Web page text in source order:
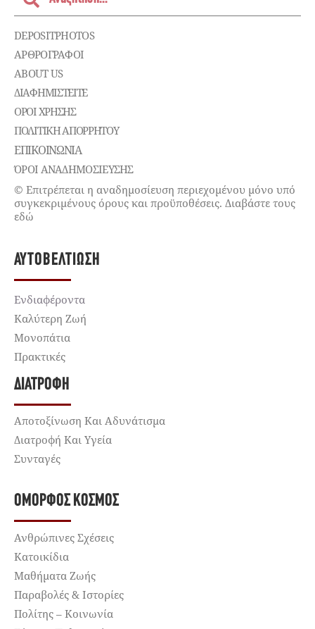
DEPOSITPHOTOS
ΑΡΘΡΟΓΡΑΦΟΙ
ABOUT US
ΔΙΑΦΗΜΙΣΤΕΊΤΕ
ΌΡΟΙ ΧΡΉΣΗΣ
ΠΟΛΙΤΙΚΉ ΑΠΟΡΡΉΤΟΥ
ΕΠΙΚΟΙΝΩΝΊΑ
ΌΡΟΙ ΑΝΑΔΗΜΟΣΙΕΥΣΗΣ
© Επιτρέπεται η αναδημοσίευση περιεχομένου μόνο υπό
συγκεκριμένους όρους και προϋποθέσεις. Διαβάστε τους
εδώ
ΑΥΤΟΒΕΛΤΊΩΣΗ
Ενδιαφέροντα
Καλύτερη Ζωή
Μονοπάτια
Πρακτικές
ΔΙΑΤΡΟΦΉ
Αποτοξίνωση Και Αδυνάτισμα
Διατροφή Και Υγεία
Συνταγές
ΌΜΟΡΦΟΣ ΚΌΣΜΟΣ
Ανθρώπινες Σχέσεις
Κατοικίδια
Μαθήματα Ζωής
Παραβολές & Ιστορίες
Πολίτης – Κοινωνία